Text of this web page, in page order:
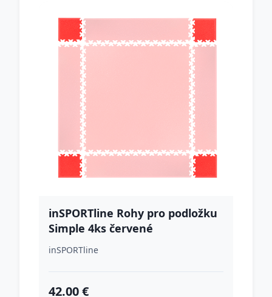
inSPORTline Rohy pro podložku
Simple 4ks červené
inSPORTline
42.00 €